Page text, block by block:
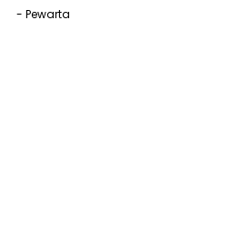
- Pewarta